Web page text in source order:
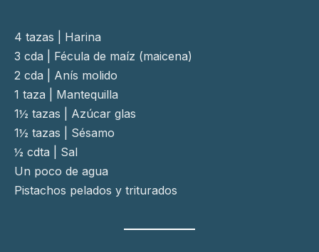
4 tazas | Harina
3 cda | Fécula de maíz (maicena)
2 cda | Anís molido
1 taza | Mantequilla
1½ tazas | Azúcar glas
1½ tazas | Sésamo
½ cdta | Sal
Un poco de agua
Pistachos pelados y triturados